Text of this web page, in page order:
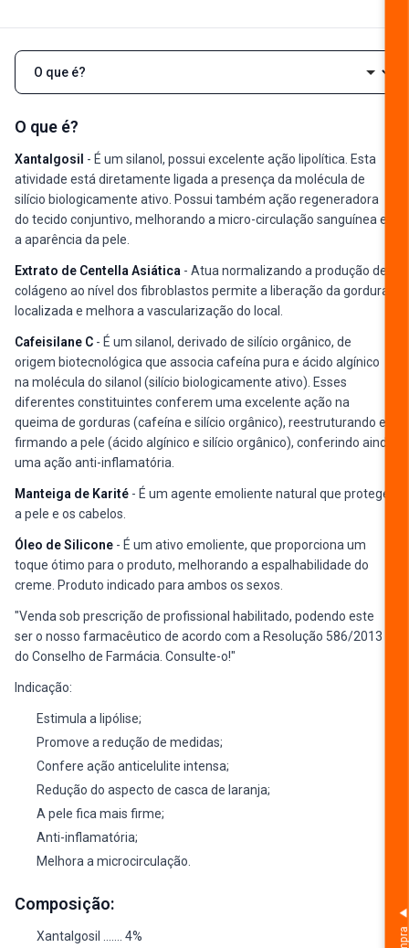
Navegar pelas seções da descrição
O que é?
Xantalgosil - É um silanol, possui excelente ação lipolítica. Esta
atividade está diretamente ligada a presença da molécula de
silício biologicamente ativo. Possui também ação regeneradora
do tecido conjuntivo, melhorando a micro-circulação sanguínea e
a aparência da pele.
Extrato de Centella Asiática - Atua normalizando a produção de
colágeno ao nível dos fibroblastos permite a liberação da gordura
localizada e melhora a vascularização do local.
Cafeisilane C - É um silanol, derivado de silício orgânico, de
origem biotecnológica que associa cafeína pura e ácido algínico
na molécula do silanol (silício biologicamente ativo). Esses
diferentes constituintes conferem uma excelente ação na
queima de gorduras (cafeína e silício orgânico), reestruturando e
firmando a pele (ácido algínico e silício orgânico), conferindo ainda
uma ação anti-inflamatória.
Manteiga de Karité - É um agente emoliente natural que protege
a pele e os cabelos.
Óleo de Silicone - É um ativo emoliente, que proporciona um
toque ótimo para o produto, melhorando a espalhabilidade do
creme. Produto indicado para ambos os sexos.
"Venda sob prescrição de profissional habilitado, podendo este
ser o nosso farmacêutico de acordo com a Resolução 586/2013
do Conselho de Farmácia. Consulte-o!"
Indicação:
Estimula a lipólise;
Promove a redução de medidas;
Confere ação anticelulite intensa;
Redução do aspecto de casca de laranja;
A pele fica mais firme;
Anti-inflamatória;
Melhora a microcirculação.
Composição:
Xantalgosil ....... 4%